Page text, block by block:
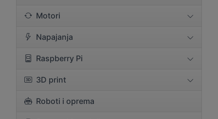
Motori
Napajanja
Raspberry Pi
3D print
Roboti i oprema